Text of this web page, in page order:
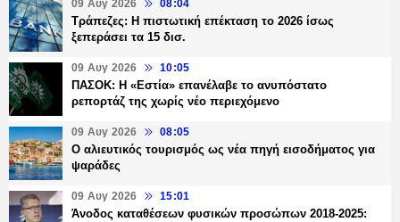
09 Αυγ 2026 08:04
Τράπεζες: H πιστωτική επέκταση το 2026 ίσως
ξεπεράσει τα 15 δισ.
09 Αυγ 2026 10:05
ΠΑΣΟΚ: Η «Εστία» επανέλαβε το ανυπόστατο
ρεπορτάζ της χωρίς νέο περιεχόμενο
09 Αυγ 2026 08:05
Ο αλιευτικός τουρισμός ως νέα πηγή εισοδήματος για
ψαράδες
09 Αυγ 2026 15:01
Άνοδος καταθέσεων φυσικών προσώπων 2018-2025: